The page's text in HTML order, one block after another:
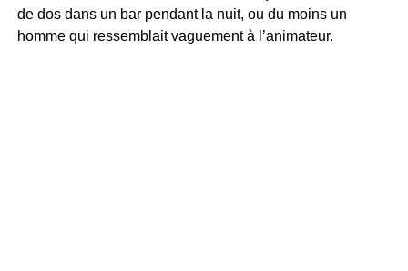
de dos dans un bar pendant la nuit, ou du moins un
homme qui ressemblait vaguement à l’animateur.